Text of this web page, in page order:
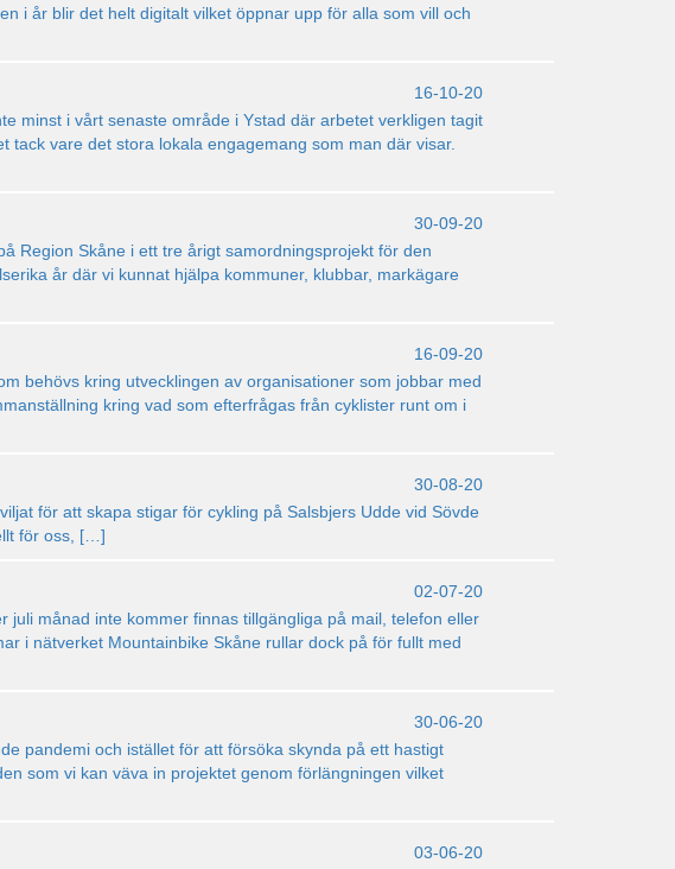
i år blir det helt digitalt vilket öppnar upp för alla som vill och
16-10-20
minst i vårt senaste område i Ystad där arbetet verkligen tagit
vare det stora lokala engagemang som man där visar.
30-09-20
Region Skåne i ett tre årigt samordningsprojekt för den
år där vi kunnat hjälpa kommuner, klubbar, markägare
16-09-20
behövs kring utvecklingen av organisationer som jobbar med
kring vad som efterfrågas från cyklister runt om i
30-08-20
för att skapa stigar för cykling på Salsbjers Udde vid Sövde
för oss, […]
02-07-20
månad inte kommer finnas tillgängliga på mail, telefon eller
i nätverket Mountainbike Skåne rullar dock på för fullt med
30-06-20
pandemi och istället för att försöka skynda på ett hastigt
som vi kan väva in projektet genom förlängningen vilket
03-06-20